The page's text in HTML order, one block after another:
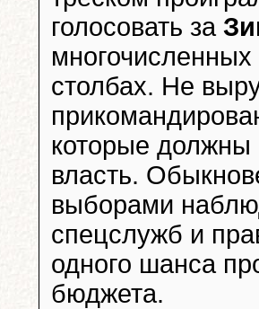
голосовать за
столбах. Не
которые должны
власть.
выборами
спецслужб и
одного шанса
бюджета.